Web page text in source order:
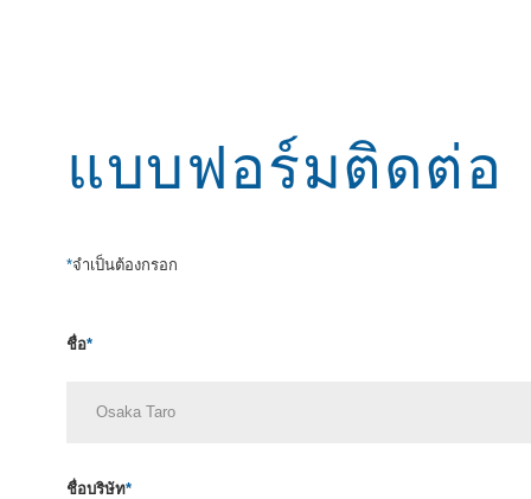
แบบฟอร์มติดต่อ
*จำเป็นต้องกรอก
ชื่อ*
ชื่อบริษัท*